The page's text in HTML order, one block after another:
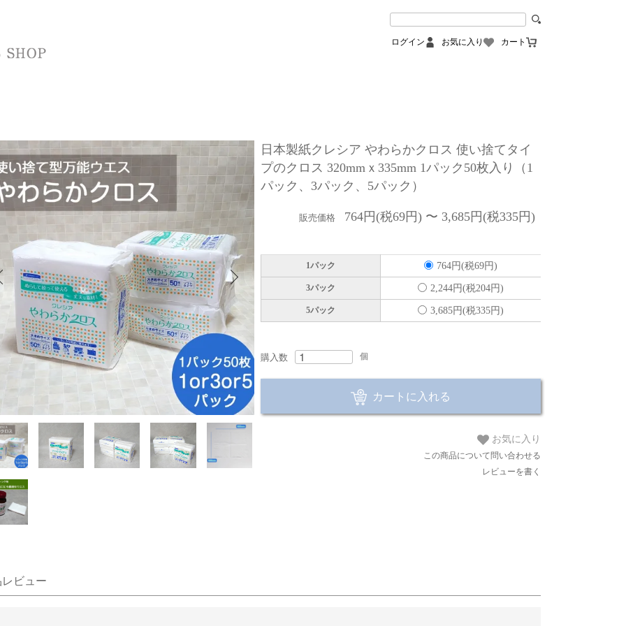
ログイン お気に入り カート
日本製紙クレシア やわらかクロス 使い捨てタイ
プのクロス 320mmｘ335mm 1パック50枚入り（1
パック、3パック、5パック）
販売価格 764円(税69円) 〜 3,685円(税335円)
1パック 764円(税69円)
3パック 2,244円(税204円)
5パック 3,685円(税335円)
購入数 個
カートに入れる
お気に入り
この商品について問い合わせる
レビューを書く
ビュー